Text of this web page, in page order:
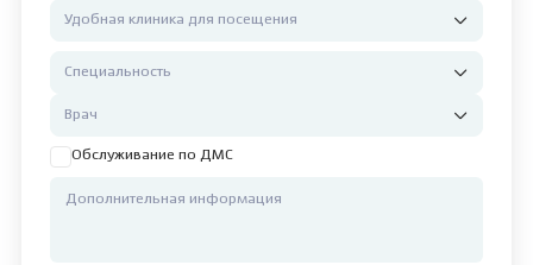
Обслуживание по ДМС